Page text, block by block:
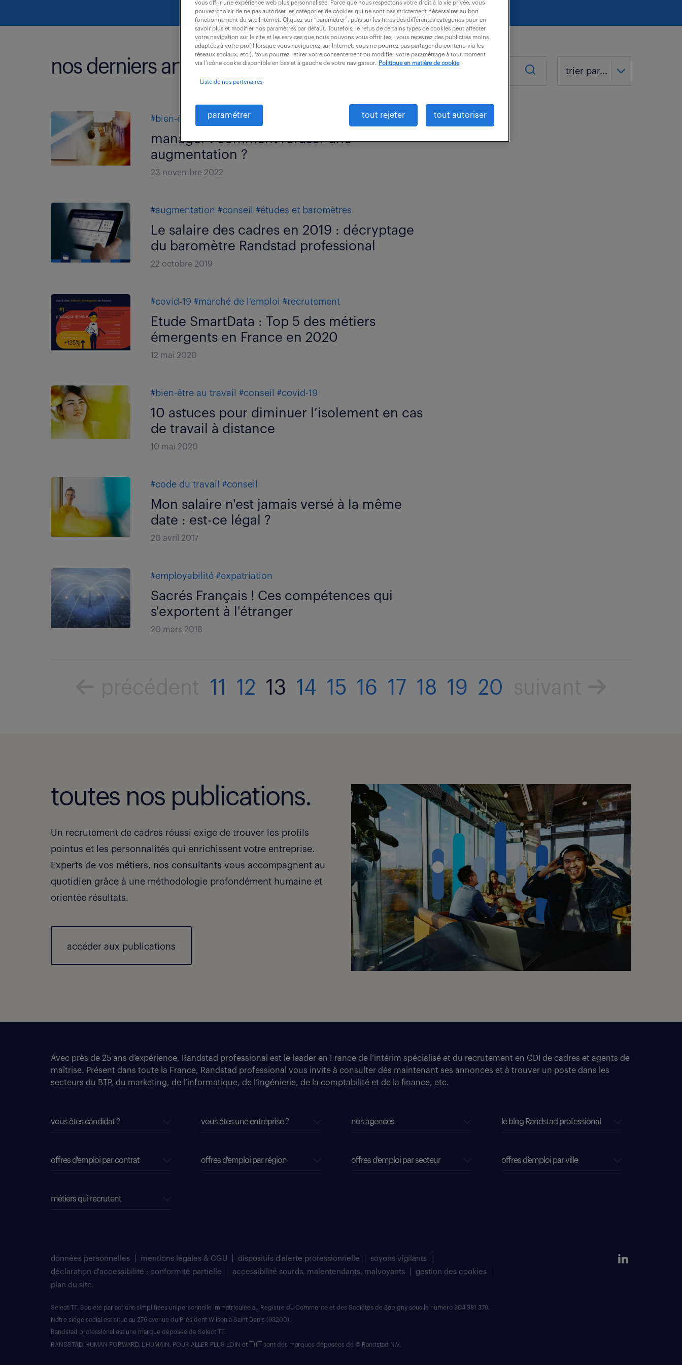
nos derniers articles trier par...
#bien-être au travail #conseil
manager : comment refuser une
augmentation ?
23 novembre 2022
#augmentation #conseil #études et baromètres
Le salaire des cadres en 2019 : décryptage
du baromètre Randstad professional
22 octobre 2019
#covid-19 #marché de l'emploi #recrutement
Etude SmartData : Top 5 des métiers
émergents en France en 2020
12 mai 2020
#bien-être au travail #conseil #covid-19
10 astuces pour diminuer l’isolement en cas
de travail à distance
10 mai 2020
#code du travail #conseil
Mon salaire n'est jamais versé à la même
date : est-ce légal ?
20 avril 2017
#employabilité #expatriation
Sacrés Français ! Ces compétences qui
s'exportent à l'étranger
20 mars 2018
11 12 13 14 15 16 17 18 19 20
toutes nos publications.
Un recrutement de cadres réussi exige de trouver les profils
pointus et les personnalités qui enrichissent votre entreprise.
Experts de vos métiers, nos consultants vous accompagnent au
quotidien grâce à une méthodologie profondément humaine et
orientée résultats.
accéder aux publications
Avec près de 25 ans d’expérience, Randstad professional est le leader en France de l’intérim spécialisé et du recrutement en CDI de cadres et agents de
maîtrise. Présent dans toute la France, Randstad professional vous invite à consulter dès maintenant ses annonces et à trouver un poste dans les
secteurs du BTP, du marketing, de l’informatique, de l’ingénierie, de la comptabilité et de la finance, etc.
vous êtes candidat ? vous êtes une entreprise ? nos agences le blog Randstad professional
offres d'emploi par contrat offres d'emploi par région offres d'emploi par secteur offres d’emploi par ville
métiers qui recrutent
données personnelles mentions légales & CGU dispositifs d'alerte professionnelle
soyons vigilants
déclaration d'accessibilité : conformité partielle
accessibilité sourds, malentendants, malvoyants
gestion des cookies
plan du site
Select TT, Société par actions simplifiées unipersonnelle immatriculée au Registre du Commerce et des Sociétés de Bobigny sous le numéro 304 381 379.
Notre siège social est situé au 276 avenue du Président Wilson à Saint Denis (93200).
Randstad professional est une marque déposée de Select TT.
RANDSTAD, HUMAN FORWARD, L’HUMAIN, POUR ALLER PLUS LOIN et sont des marques déposées de © Randstad N.V.
vous offrir une expérience web plus personnalisée. Parce que nous respectons votre droit à la vie privée, vous
pouvez choisir de ne pas autoriser les catégories de cookies qui ne sont pas strictement nécessaires au bon
fonctionnement du site Internet. Cliquez sur “paramétrer”, puis sur les titres des différentes catégories pour en
savoir plus et modifier nos paramètres par défaut. Toutefois, le refus de certains types de cookies peut affecter
votre navigation sur le site et les services que nous pouvons vous offrir (ex : vous recevrez des publicités moins
adaptées à votre profil lorsque vous naviguerez sur Internet, vous ne pourrez pas partager du contenu via les
réseaux sociaux, etc.). Vous pourrez retirer votre consentement ou modifier votre paramétrage à tout moment
via l’icône cookie disponible en bas et à gauche de votre navigateur.
Politique en matière de cookie
Liste de nos partenaires
paramétrer tout rejeter tout autoriser